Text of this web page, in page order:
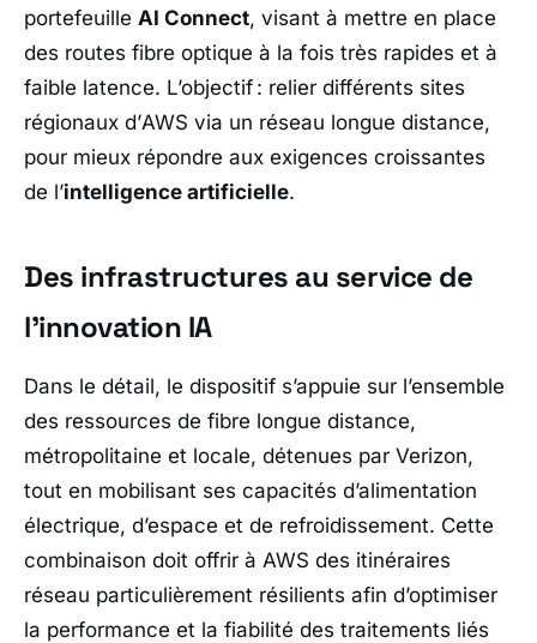
portefeuille AI Connect, visant à mettre en place
des routes fibre optique à la fois très rapides et à
faible latence. L’objectif : relier différents sites
régionaux d’AWS via un réseau longue distance,
pour mieux répondre aux exigences croissantes
de l’intelligence artificielle.
Des infrastructures au service de
l’innovation IA
Dans le détail, le dispositif s’appuie sur l’ensemble
des ressources de fibre longue distance,
métropolitaine et locale, détenues par Verizon,
tout en mobilisant ses capacités d’alimentation
électrique, d’espace et de refroidissement. Cette
combinaison doit offrir à AWS des itinéraires
réseau particulièrement résilients afin d’optimiser
la performance et la fiabilité des traitements liés